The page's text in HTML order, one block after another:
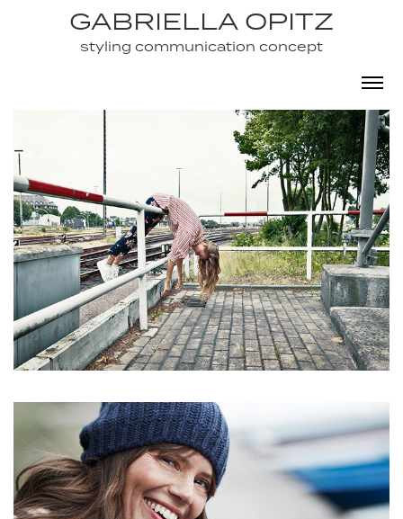
GABRIELLA OPITZ
styling communication concept
GABRIELLA OPITZ
styling communication concept
NO PICNIC